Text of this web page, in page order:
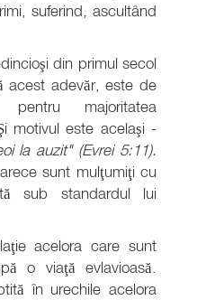
suferind, ascultând
din primul secol
acest adevăr, este de
majoritatea
motivul este acelaşi -
la auzit" (Evrei 5:11).
sunt mulţumiţi cu
sub standardul lui
acelora care sunt
o viaţă evlavioasă.
în urechile acelora